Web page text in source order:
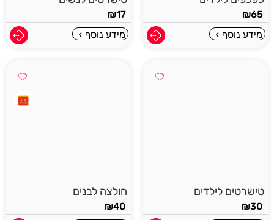
₪65
מידע נוסף
₪17
מידע נוסף
טישרטים לילדים
₪30
חולצה לבנים
₪40